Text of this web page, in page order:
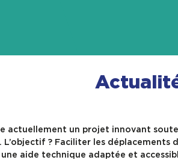
actuellement un projet innovant
L’objectif ? Faciliter les
aide technique adaptée et